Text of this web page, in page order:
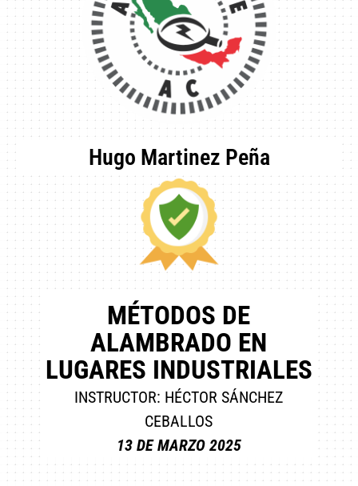
Hugo Martinez Peña
MÉTODOS DE
ALAMBRADO EN
LUGARES INDUSTRIALES
INSTRUCTOR: HÉCTOR SÁNCHEZ
CEBALLOS
13 DE MARZO 2025